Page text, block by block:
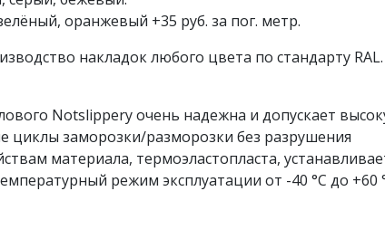
оранжевый +35 руб. за пог. метр.
накладок любого цвета по стандарту RAL.
Notslippery очень надежна и допускает
циклы заморозки/разморозки без разрушения
материала, термоэластопласта,
режим эксплуатации от -40 °С до +60